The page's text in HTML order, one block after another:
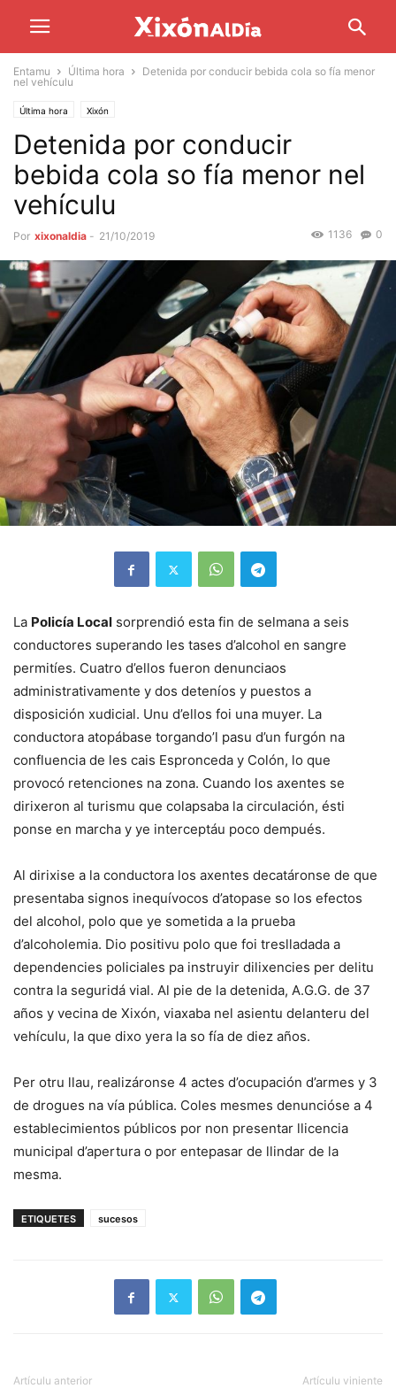
Entamu Última hora
Detenida por conducir bebida cola so fía menor
nel vehículu
Última hora Xixón
Detenida por conducir
bebida cola so fía menor nel
vehículu
Por xixonaldia - 21/10/2019 0
1136
La Policía Local sorprendió esta fin de selmana a seis
conductores superando les tases d’alcohol en sangre
permitíes. Cuatro d’ellos fueron denunciaos
administrativamente y dos deteníos y puestos a
disposición xudicial. Unu d’ellos foi una muyer. La
conductora atopábase torgando’l pasu d’un furgón na
confluencia de les cais Espronceda y Colón, lo que
provocó retenciones na zona. Cuando los axentes se
dirixeron al turismu que colapsaba la circulación, ésti
ponse en marcha y ye interceptáu poco dempués.
Al dirixise a la conductora los axentes decatáronse de que
presentaba signos inequívocos d’atopase so los efectos
del alcohol, polo que ye sometida a la prueba
d’alcoholemia. Dio positivu polo que foi treslladada a
dependencies policiales pa instruyir dilixencies per delitu
contra la seguridá vial. Al pie de la detenida, A.G.G. de 37
años y vecina de Xixón, viaxaba nel asientu delanteru del
vehículu, la que dixo yera la so fía de diez años.
Per otru llau, realizáronse 4 actes d’ocupación d’armes y 3
de drogues na vía pública. Coles mesmes denuncióse a 4
establecimientos públicos por non presentar llicencia
municipal d’apertura o por entepasar de llindar de la
mesma.
ETIQUETES sucesos
Artículu anterior Artículu viniente